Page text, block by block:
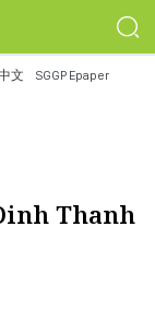
文 SGGP Epaper
Thanh